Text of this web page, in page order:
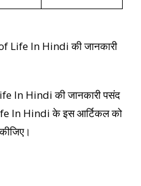
Life In Hindi की जानकारी
In Hindi की जानकारी पसंद
In Hindi के इस आर्टिकल को